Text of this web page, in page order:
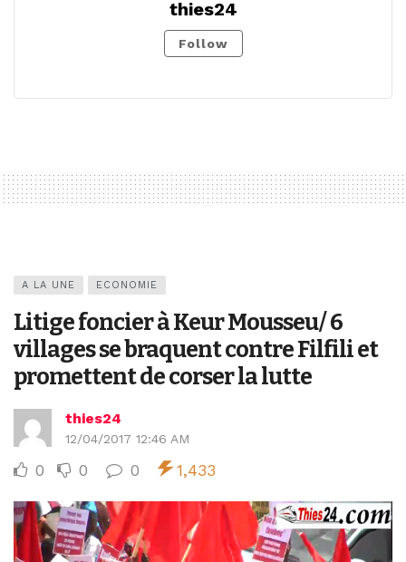
thies24
Follow
A LA UNE ECONOMIE
Litige foncier à Keur Mousseu/ 6
villages se braquent contre Filfili et
promettent de corser la lutte
thies24
12/04/2017 12:46 AM
0 0 0 1,433